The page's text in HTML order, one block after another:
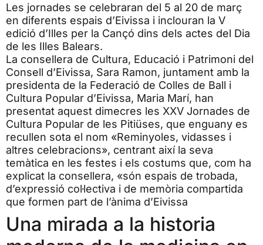
Les jornades se celebraran del 5 al 20 de març
en diferents espais d’Eivissa i inclouran la V
edició d’Illes per la Cançó dins dels actes del Dia
de les Illes Balears.
La consellera de Cultura, Educació i Patrimoni del
Consell d’Eivissa, Sara Ramon, juntament amb la
presidenta de la Federació de Colles de Ball i
Cultura Popular d’Eivissa, Maria Marí, han
presentat aquest dimecres les XXV Jornades de
Cultura Popular de les Pitiüses, que enguany es
recullen sota el nom «Reminyoles, vidasses i
altres celebracions», centrant així la seva
temàtica en les festes i els costums que, com ha
explicat la consellera, «són espais de trobada,
d’expressió col·lectiva i de memòria compartida
que formen part de l’ànima d’Eivissa
Una mirada a la historia